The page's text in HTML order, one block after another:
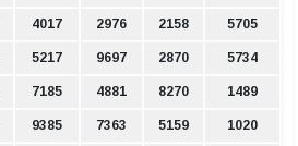
4017 2976 2158 5705
5217 9697 2870 5734
7185 4881 8270 1489
9385 7363 5159 1020